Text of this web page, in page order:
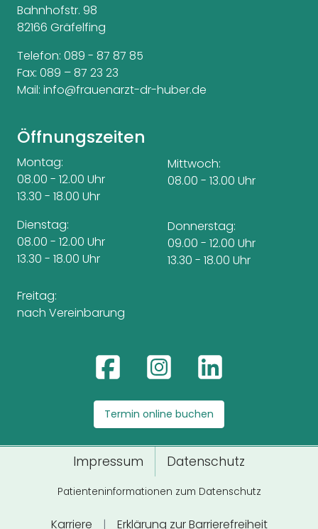
Bahnhofstr. 98
82166 Gräfelfing
Telefon: 089 - 87 87 85
Fax: 089 – 87 23 23
Mail: info@frauenarzt-dr-huber.de
Öffnungszeiten
Montag:
08.00 - 12.00 Uhr
13.30 - 18.00 Uhr
Dienstag:
08.00 - 12.00 Uhr
13.30 - 18.00 Uhr
Mittwoch:
08.00 - 13.00 Uhr
Donnerstag:
09.00 - 12.00 Uhr
13.30 - 18.00 Uhr
Freitag:
nach Vereinbarung
Termin online buchen
Impressum Datenschutz
Patienteninformationen zum Datenschutz
Karriere | Erklärung zur Barrierefreiheit